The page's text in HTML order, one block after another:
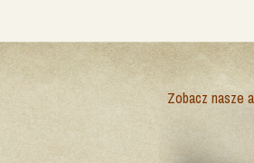
Zobacz nasze